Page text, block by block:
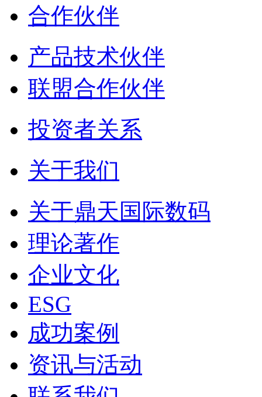
合作伙伴
产品技术伙伴
联盟合作伙伴
投资者关系
关于我们
关于鼎天国际数码
理论著作
企业文化
ESG
成功案例
资讯与活动